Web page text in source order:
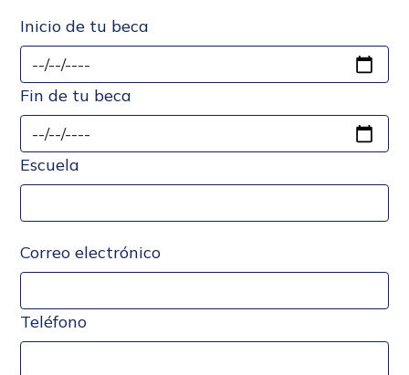
Inicio de tu beca
Fin de tu beca
Escuela
Correo electrónico
Teléfono